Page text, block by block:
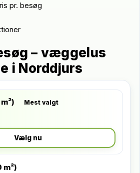
pr. besøg
– væggelus
i Norddjurs
Mest valgt
Vælg nu
m²)